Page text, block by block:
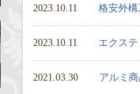
2023.10.11 格安外
2023.10.11 エクス
2021.03.30 アルミ